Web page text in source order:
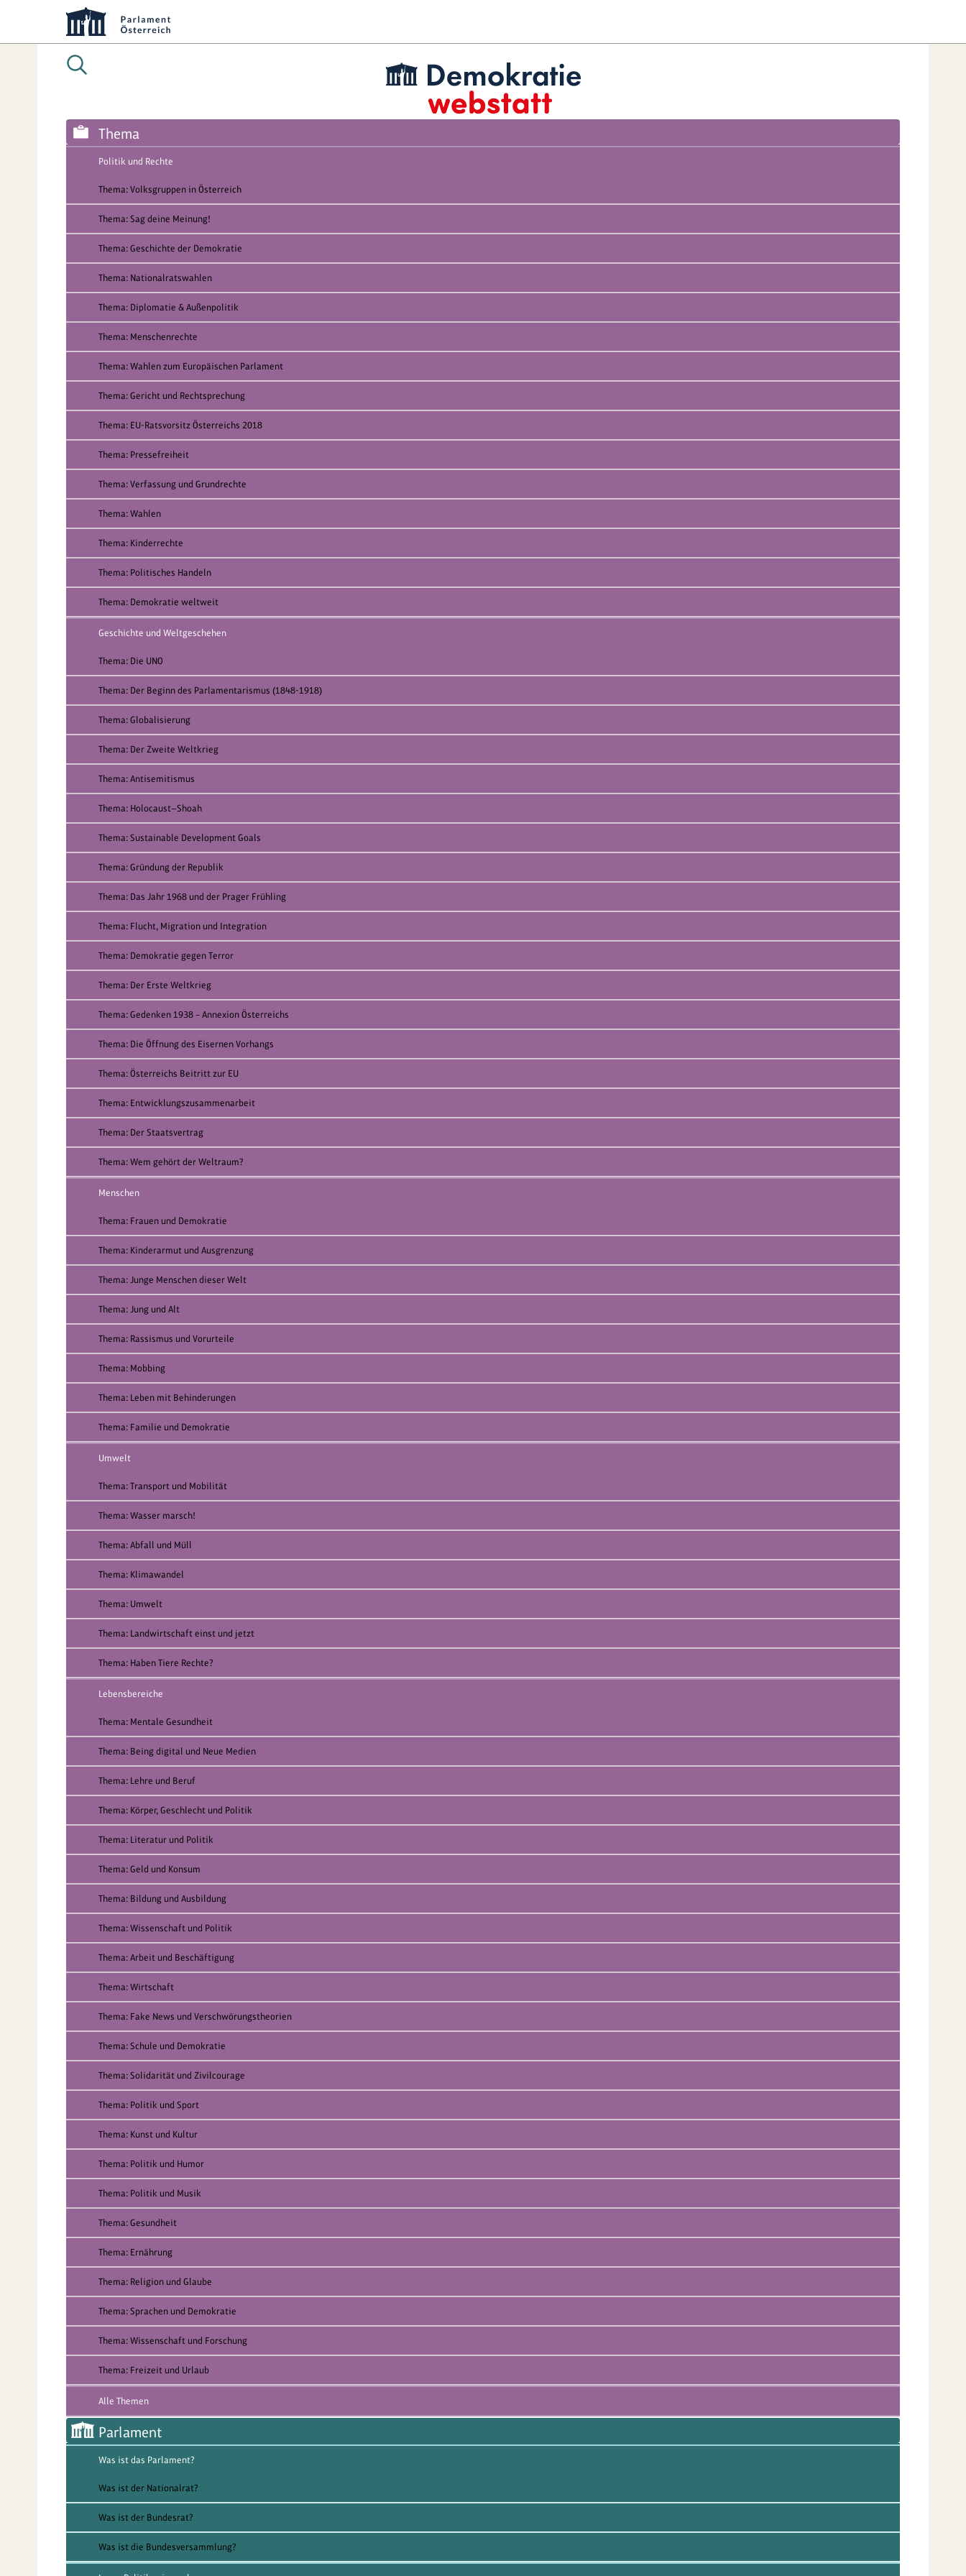
Thema
Politik und Rechte
Thema: Volksgruppen in Österreich
Thema: Sag deine Meinung!
Thema: Geschichte der Demokratie
Thema: Nationalratswahlen
Thema: Diplomatie & Außenpolitik
Thema: Menschenrechte
Thema: Wahlen zum Europäischen Parlament
Thema: Gericht und Rechtsprechung
Thema: EU-Ratsvorsitz Österreichs 2018
Thema: Pressefreiheit
Thema: Verfassung und Grundrechte
Thema: Wahlen
Thema: Kinderrechte
Thema: Politisches Handeln
Thema: Demokratie weltweit
Geschichte und Weltgeschehen
Thema: Die UNO
Thema: Der Beginn des Parlamentarismus (1848-1918)
Thema: Globalisierung
Thema: Der Zweite Weltkrieg
Thema: Antisemitismus
Thema: Holocaust—Shoah
Thema: Sustainable Development Goals
Thema: Gründung der Republik
Thema: Das Jahr 1968 und der Prager Frühling
Thema: Flucht, Migration und Integration
Thema: Demokratie gegen Terror
Thema: Der Erste Weltkrieg
Thema: Gedenken 1938 – Annexion Österreichs
Thema: Die Öffnung des Eisernen Vorhangs
Thema: Österreichs Beitritt zur EU
Thema: Entwicklungszusammenarbeit
Thema: Der Staatsvertrag
Thema: Wem gehört der Weltraum?
Menschen
Thema: Frauen und Demokratie
Thema: Kinderarmut und Ausgrenzung
Thema: Junge Menschen dieser Welt
Thema: Jung und Alt
Thema: Rassismus und Vorurteile
Thema: Mobbing
Thema: Leben mit Behinderungen
Thema: Familie und Demokratie
Umwelt
Thema: Transport und Mobilität
Thema: Wasser marsch!
Thema: Abfall und Müll
Thema: Klimawandel
Thema: Umwelt
Thema: Landwirtschaft einst und jetzt
Thema: Haben Tiere Rechte?
Lebensbereiche
Thema: Mentale Gesundheit
Thema: Being digital und Neue Medien
Thema: Lehre und Beruf
Thema: Körper, Geschlecht und Politik
Thema: Literatur und Politik
Thema: Geld und Konsum
Thema: Bildung und Ausbildung
Thema: Wissenschaft und Politik
Thema: Arbeit und Beschäftigung
Thema: Wirtschaft
Thema: Fake News und Verschwörungstheorien
Thema: Schule und Demokratie
Thema: Solidarität und Zivilcourage
Thema: Politik und Sport
Thema: Kunst und Kultur
Thema: Politik und Humor
Thema: Politik und Musik
Thema: Gesundheit
Thema: Ernährung
Thema: Religion und Glaube
Thema: Sprachen und Demokratie
Thema: Wissenschaft und Forschung
Thema: Freizeit und Urlaub
Alle Themen
Parlament
Was ist das Parlament?
Was ist der Nationalrat?
Was ist der Bundesrat?
Was ist die Bundesversammlung?